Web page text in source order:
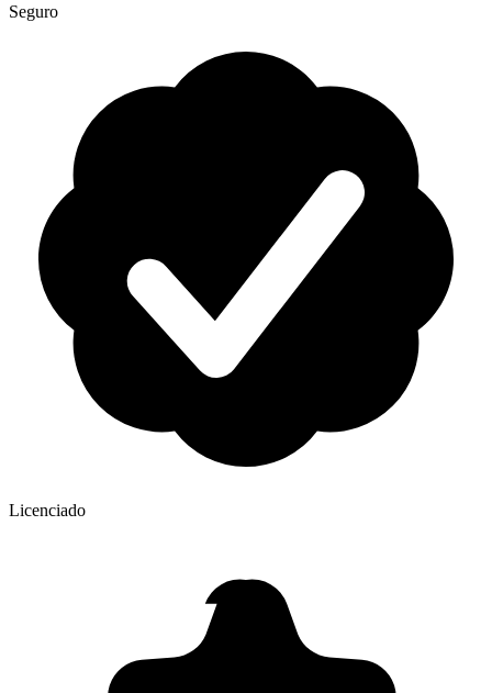
Seguro
Licenciado